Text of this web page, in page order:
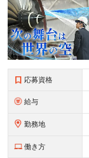
応募資格
給与
勤務地
働き方